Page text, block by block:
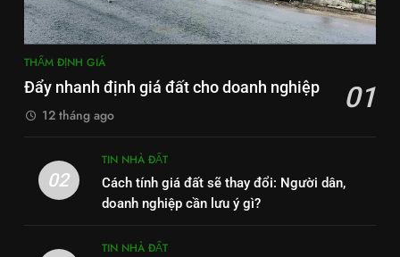
THẨM ĐỊNH GIÁ
Đẩy nhanh định giá đất cho doanh nghiệp 01
12 tháng ago
02
TIN NHÀ ĐẤT
Cách tính giá đất sẽ thay đổi: Người dân,
doanh nghiệp cần lưu ý gì?
TIN NHÀ ĐẤT